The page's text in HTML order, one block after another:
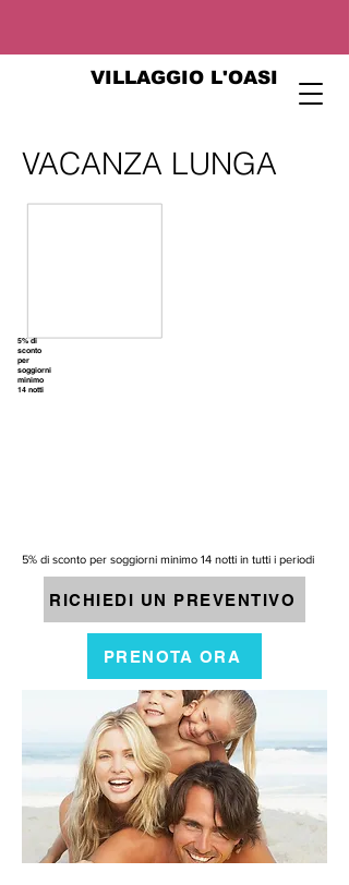
VILLAGGIO L'OASI
VACANZA LUNGA
5% di
sconto
per
soggiorni
minimo
14 notti
5% di sconto per soggiorni minimo 14 notti in tutti i periodi
RICHIEDI UN PREVENTIVO
PRENOTA ORA